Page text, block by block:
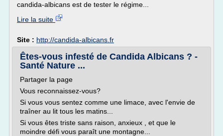
candida-albicans est de tester le régime...
Lire la suite
Site : http://candida-albicans.fr
Êtes-vous infesté de Candida Albicans ? -
Santé Nature ...
Partager la page
Vous reconnaissez-vous?
Si vous vous sentez comme une limace, avec l'envie de
traîner au lit tous les matins...
Si vous êtes triste sans raison, anxieux , et que le
moindre défi vous paraît une montagne...